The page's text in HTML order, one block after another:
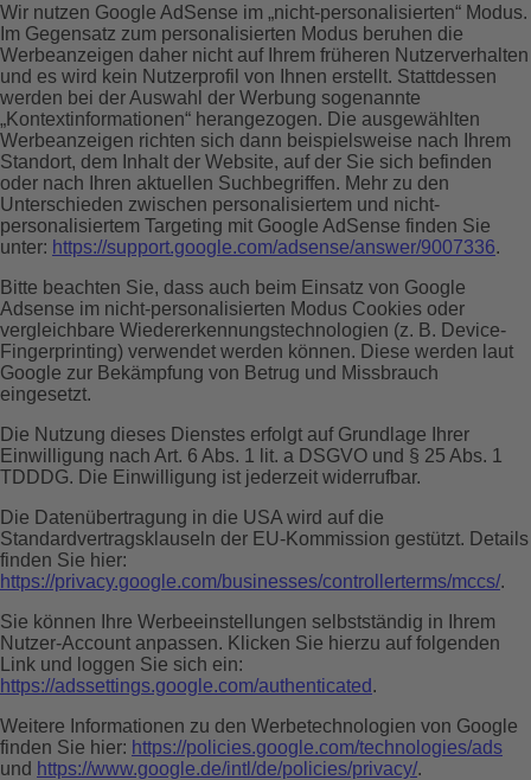
Wir nutzen Google AdSense im „nicht-personalisierten“ Modus.
Im Gegensatz zum personalisierten Modus beruhen die
Werbeanzeigen daher nicht auf Ihrem früheren Nutzerverhalten
und es wird kein Nutzerprofil von Ihnen erstellt. Stattdessen
werden bei der Auswahl der Werbung sogenannte
„Kontextinformationen“ herangezogen. Die ausgewählten
Werbeanzeigen richten sich dann beispielsweise nach Ihrem
Standort, dem Inhalt der Website, auf der Sie sich befinden
oder nach Ihren aktuellen Suchbegriffen. Mehr zu den
Unterschieden zwischen personalisiertem und nicht-
personalisiertem Targeting mit Google AdSense finden Sie
unter: https://support.google.com/adsense/answer/9007336.
Bitte beachten Sie, dass auch beim Einsatz von Google
Adsense im nicht-personalisierten Modus Cookies oder
vergleichbare Wiedererkennungstechnologien (z. B. Device-
Fingerprinting) verwendet werden können. Diese werden laut
Google zur Bekämpfung von Betrug und Missbrauch
eingesetzt.
Die Nutzung dieses Dienstes erfolgt auf Grundlage Ihrer
Einwilligung nach Art. 6 Abs. 1 lit. a DSGVO und § 25 Abs. 1
TDDDG. Die Einwilligung ist jederzeit widerrufbar.
Die Datenübertragung in die USA wird auf die
Standardvertragsklauseln der EU-Kommission gestützt. Details
finden Sie hier:
https://privacy.google.com/businesses/controllerterms/mccs/.
Sie können Ihre Werbeeinstellungen selbstständig in Ihrem
Nutzer-Account anpassen. Klicken Sie hierzu auf folgenden
Link und loggen Sie sich ein:
https://adssettings.google.com/authenticated.
Weitere Informationen zu den Werbetechnologien von Google
finden Sie hier: https://policies.google.com/technologies/ads
und https://www.google.de/intl/de/policies/privacy/.